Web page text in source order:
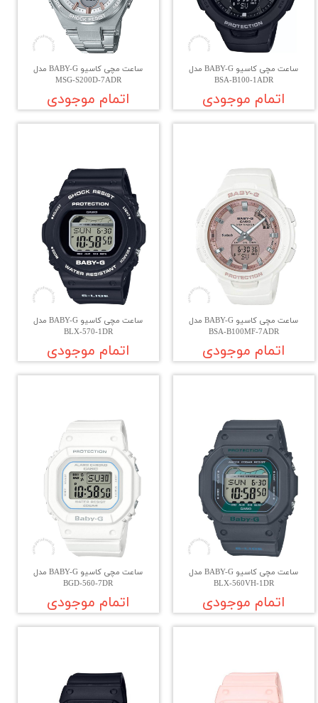
ساعت مچی کاسیو BABY-G مدل
BSA-B100-1ADR
اتمام موجودی
ساعت مچی کاسیو BABY-G مدل
MSG-S200D-7ADR
اتمام موجودی
ساعت مچی کاسیو BABY-G مدل
BSA-B100MF-7ADR
اتمام موجودی
ساعت مچی کاسیو BABY-G مدل
BLX-570-1DR
اتمام موجودی
ساعت مچی کاسیو BABY-G مدل
BLX-560VH-1DR
اتمام موجودی
ساعت مچی کاسیو BABY-G مدل
BGD-560-7DR
اتمام موجودی